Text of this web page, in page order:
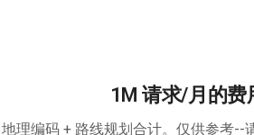
1M 请求/月的费
地理编码 + 路线规划合计。仅供参考--